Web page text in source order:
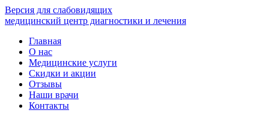
Версия для слабовидящих
медицинский центр диагностики и лечения
Главная
О нас
Медицинские услуги
Скидки и акции
Отзывы
Наши врачи
Контакты